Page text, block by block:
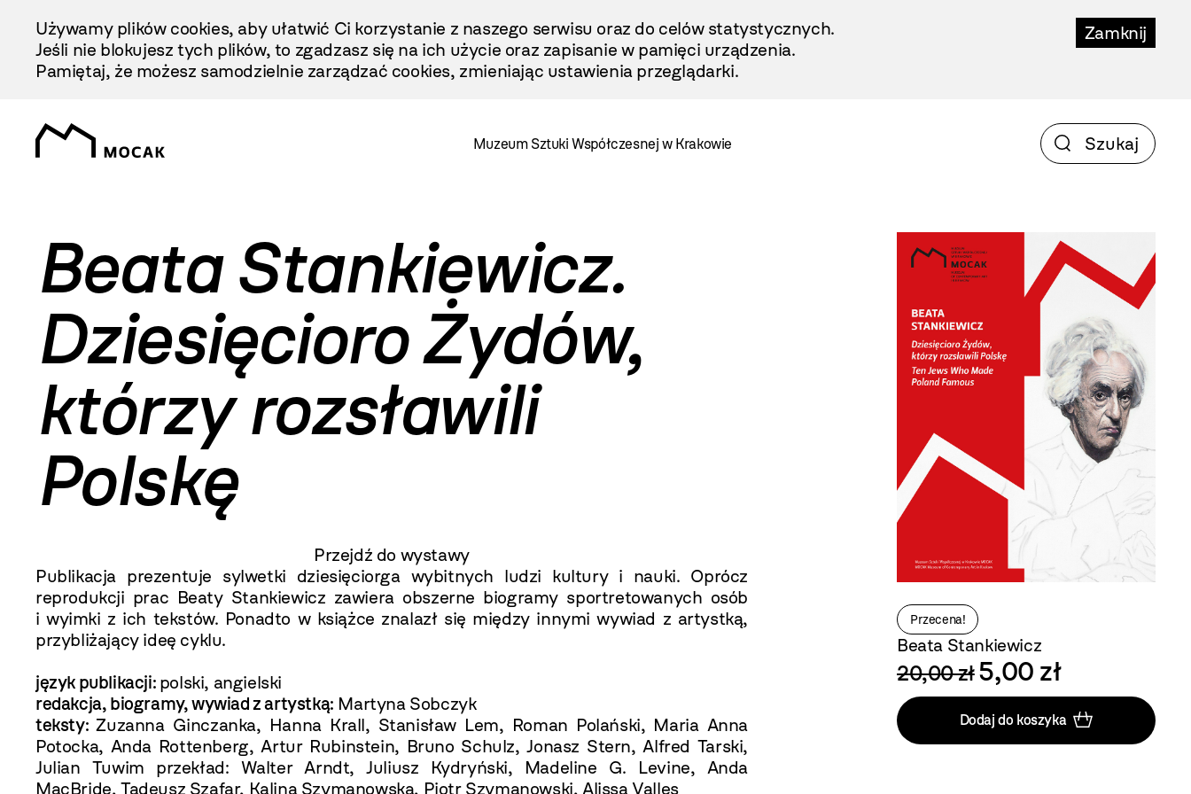
Treści
Zamknij
Używamy plików cookies, aby ułatwić Ci korzystanie z naszego serwisu oraz do celów statystycznych.
Jeśli nie blokujesz tych plików, to zgadzasz się na ich użycie oraz zapisanie w pamięci urządzenia.
Pamiętaj, że możesz samodzielnie zarządzać cookies, zmieniając ustawienia przeglądarki.
Muzeum Sztuki Współczesnej w Krakowie
Beata Stankiewicz.
Dziesięcioro Żydów,
którzy rozsławili
Polskę
Przejdź do wystawy
Publikacja prezentuje sylwetki dziesięciorga wybitnych ludzi kultury i nauki. Oprócz
reprodukcji prac Beaty Stankiewicz zawiera obszerne biogramy sportretowanych osób
i wyimki z ich tekstów. Ponadto w książce znalazł się między innymi wywiad z artystką,
przybliżający ideę cyklu.
język publikacji: polski, angielski
redakcja, biogramy, wywiad z artystką: Martyna Sobczyk
teksty:Zuzanna Ginczanka, Hanna Krall, Stanisław Lem, Roman Polański, Maria Anna
Potocka, Anda Rottenberg, Artur Rubinstein, Bruno Schulz, Jonasz Stern, Alfred Tarski,
Julian Tuwim przekład: Walter Arndt, Juliusz Kydryński, Madeline G. Levine, Anda
MacBride, Tadeusz Szafar, Kalina Szymanowska, Piotr Szymanowski, Alissa Valles
Przecena!
Beata Stankiewicz
20,00 zł5,00 zł
Dodaj do koszyka